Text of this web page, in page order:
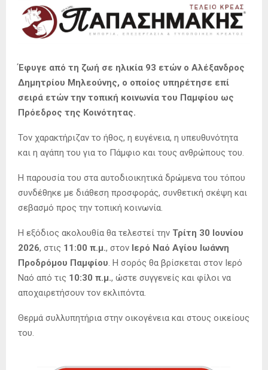
Έφυγε από τη ζωή σε ηλικία 93 ετών ο Αλέξανδρος
Δημητρίου Μηλεούνης, ο οποίος υπηρέτησε επί
σειρά ετών την τοπική κοινωνία του Παμφίου ως
Πρόεδρος της Κοινότητας.
Τον χαρακτήριζαν το ήθος, η ευγένεια, η υπευθυνότητα
και η αγάπη του για το Πάμφιο και τους ανθρώπους του.
Η παρουσία του στα αυτοδιοικητικά δρώμενα του τόπου
συνδέθηκε με διάθεση προσφοράς, συνθετική σκέψη και
σεβασμό προς την τοπική κοινωνία.
Η εξόδιος ακολουθία θα τελεστεί την Τρίτη 30 Ιουνίου
2026, στις 11:00 π.μ., στον Ιερό Ναό Αγίου Ιωάννη
Προδρόμου Παμφίου. Η σορός θα βρίσκεται στον Ιερό
Ναό από τις 10:30 π.μ., ώστε συγγενείς και φίλοι να
αποχαιρετήσουν τον εκλιπόντα.
Θερμά συλλυπητήρια στην οικογένεια και στους οικείους
του.